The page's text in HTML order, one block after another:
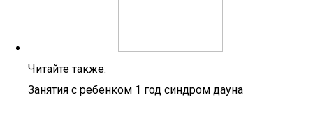
Читайте также:
Занятия с ребенком 1 год синдром дауна